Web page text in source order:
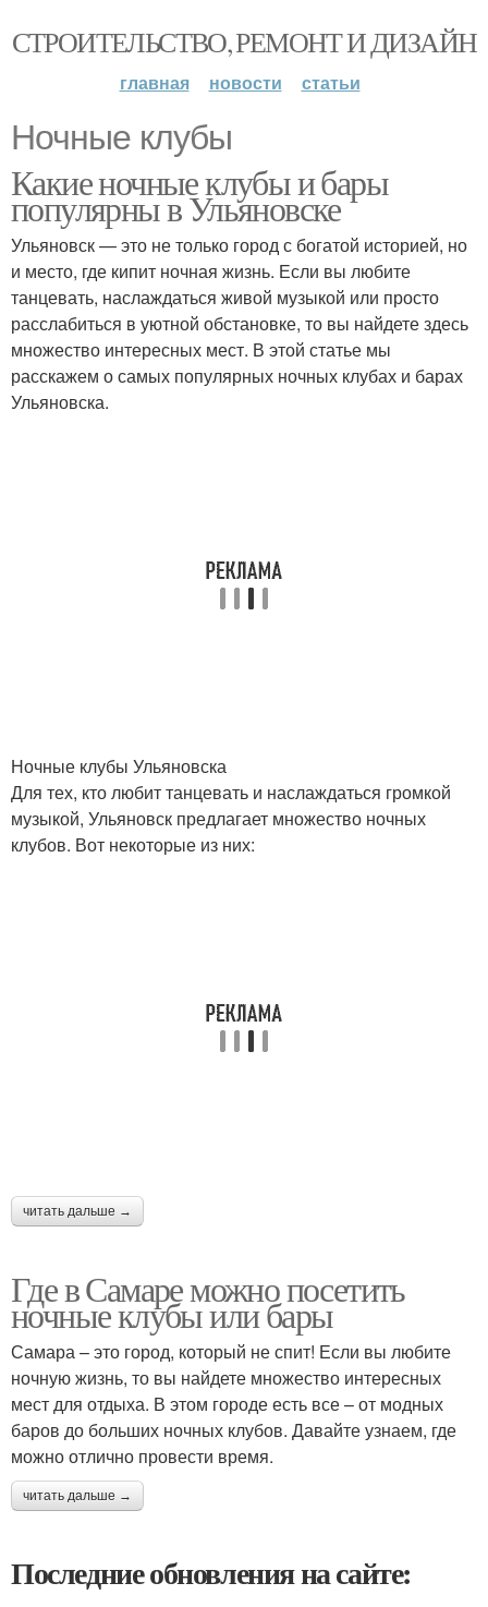
СТРОИТЕЛЬСТВО, РЕМОНТ И ДИЗАЙН
главная новости статьи
Ночные клубы
Какие ночные клубы и бары
популярны в Ульяновске
Ульяновск — это не только город с богатой историей, но
и место, где кипит ночная жизнь. Если вы любите
танцевать, наслаждаться живой музыкой или просто
расслабиться в уютной обстановке, то вы найдете здесь
множество интересных мест. В этой статье мы
расскажем о самых популярных ночных клубах и барах
Ульяновска.
Ночные клубы Ульяновска
Для тех, кто любит танцевать и наслаждаться громкой
музыкой, Ульяновск предлагает множество ночных
клубов. Вот некоторые из них:
читать дальше →
Где в Самаре можно посетить
ночные клубы или бары
Самара – это город, который не спит! Если вы любите
ночную жизнь, то вы найдете множество интересных
мест для отдыха. В этом городе есть все – от модных
баров до больших ночных клубов. Давайте узнаем, где
можно отлично провести время.
читать дальше →
Последние обновления на сайте: